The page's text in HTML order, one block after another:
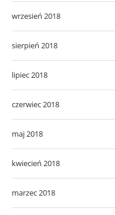
wrzesień 2018
sierpień 2018
lipiec 2018
czerwiec 2018
maj 2018
kwiecień 2018
marzec 2018